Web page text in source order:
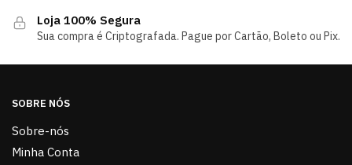
Loja 100% Segura
Sua compra é Criptografada. Pague por Cartão, Boleto ou Pix.
SOBRE NÓS
Sobre-nós
Minha Conta